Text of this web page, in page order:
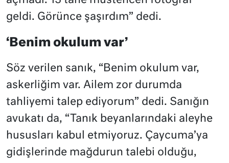
geldi. Görünce şaşırdım” dedi.
‘Benim okulum var’
Söz verilen sanık, “Benim okulum var,
askerliğim var. Ailem zor durumda
tahliyemi talep ediyorum” dedi. Sanığın
avukatı da, “Tanık beyanlarındaki aleyhe
hususları kabul etmiyoruz. Çaycuma’ya
gidişlerinde mağdurun talebi olduğu,